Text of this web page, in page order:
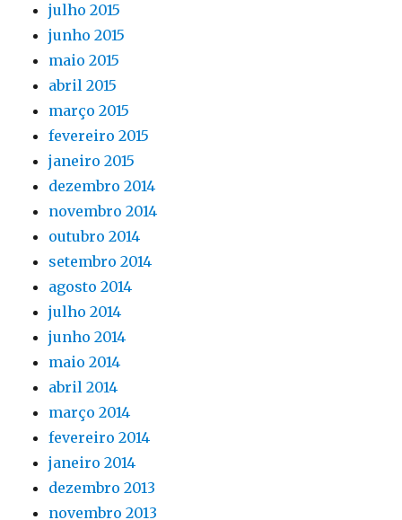
julho 2015
junho 2015
maio 2015
abril 2015
março 2015
fevereiro 2015
janeiro 2015
dezembro 2014
novembro 2014
outubro 2014
setembro 2014
agosto 2014
julho 2014
junho 2014
maio 2014
abril 2014
março 2014
fevereiro 2014
janeiro 2014
dezembro 2013
novembro 2013